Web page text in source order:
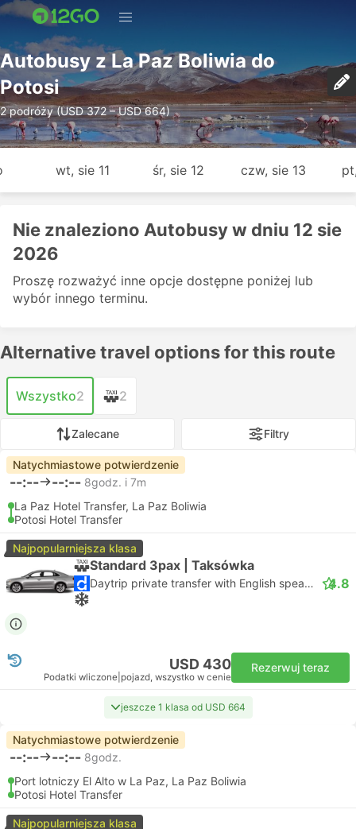
Autobusy z La Paz Boliwia do
Potosi
2 podróży (USD 372 – USD 664)
wt, sie 11 śr, sie 12 czw, sie 13
Nie znaleziono Autobusy w dniu 12 sie
2026
Proszę rozważyć inne opcje dostępne poniżej lub
wybór innego terminu.
Alternative travel options for this route
Wszystko2 2
Zalecane Filtry
Natychmiastowe potwierdzenie
--:-- --:-- 8godz. i 7m
La Paz Hotel Transfer, La Paz Boliwia
Potosi Hotel Transfer
Najpopularniejsza klasa
Standard 3pax | Taksówka
Daytrip private transfer with English speaking driver 4.8
USD 430
Podatki wliczone pojazd, wszystko w cenie
Rezerwuj teraz
jeszcze 1 klasa od USD 664
Natychmiastowe potwierdzenie
--:-- --:-- 8godz.
Port lotniczy El Alto w La Paz, La Paz Boliwia
Potosi Hotel Transfer
Najpopularniejsza klasa